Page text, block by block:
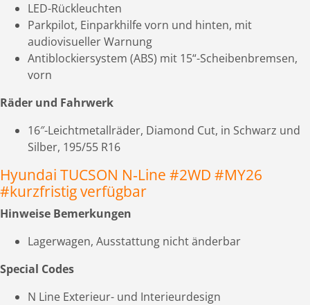
LED-Rückleuchten
Parkpilot, Einparkhilfe vorn und hinten, mit
audiovisueller Warnung
Antiblockiersystem (ABS) mit 15“-Scheibenbremsen,
vorn
Räder und Fahrwerk
16″-Leichtmetallräder, Diamond Cut, in Schwarz und
Silber, 195/55 R16
Hyundai TUCSON N‑Line #2WD #MY26
#kurzfristig verfügbar
Hinweise Bemerkungen
Lagerwagen, Ausstattung nicht änderbar
Special Codes
N Line Exterieur- und Interieurdesign